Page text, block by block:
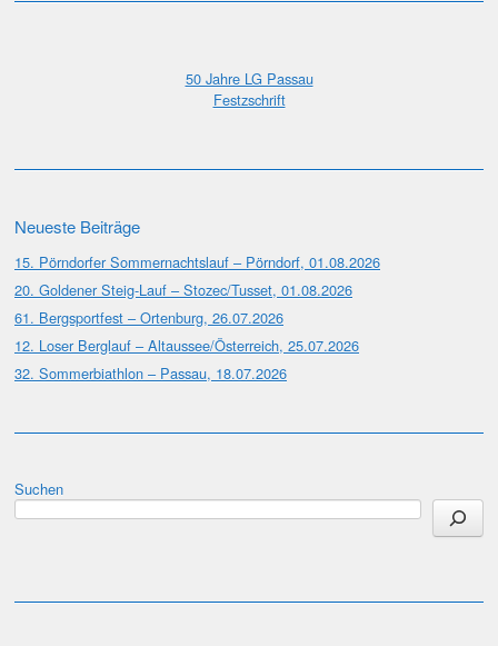
50 Jahre LG Passau
Festzschrift
Neueste Beiträge
15. Pörndorfer Sommernachtslauf – Pörndorf, 01.08.2026
20. Goldener Steig-Lauf – Stozec/Tusset, 01.08.2026
61. Bergsportfest – Ortenburg, 26.07.2026
12. Loser Berglauf – Altaussee/Österreich, 25.07.2026
32. Sommerbiathlon – Passau, 18.07.2026
Suchen